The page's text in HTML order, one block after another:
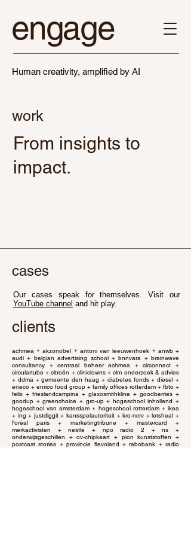
engage
Human creativity, amplified by AI
work
From insights to
impact.
cases
Our cases speak for themselves. Visit our
YouTube channel and hit play.
clients
​achmea + akzonobel + antoni van leeuwenhoek + anwb +
audi + belgian advertising school + bnnvara + brainwave
consultancy + centraal beheer achmea + circonnect +
circulartube + citroën + cliniclowns + clm onderzoek & advies
+ ddma + gemeente den haag + diabetes fonds + diesel +
eneco + enrico food group + family offices rotterdam + fbto +
felix + frieslandcampina + glaxosmithkline + goodberries +
goodup + greenchoice + gro-up + hogeschool inholland +
hogeschool van amsterdam + hogeschool rotterdam + ikea
+ ing + justdiggit + kansspelautoriteit + kro-ncrv + letsheal +
l'oréal paris + marketingtribune + mastercard +
merkactivisten + nestlé + npo radio 2 + ns +
onderwijsgeschillen + ov-chipkaart + pion kunststoffen +
postcast stories + provincie flevoland + rabobank + radio